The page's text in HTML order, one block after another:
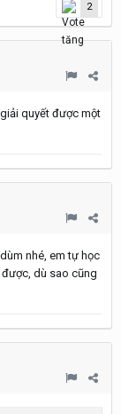
2
quyết được một
nhé, em tự học
dù sao cũng